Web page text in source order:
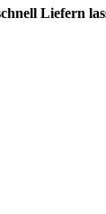
Liefern